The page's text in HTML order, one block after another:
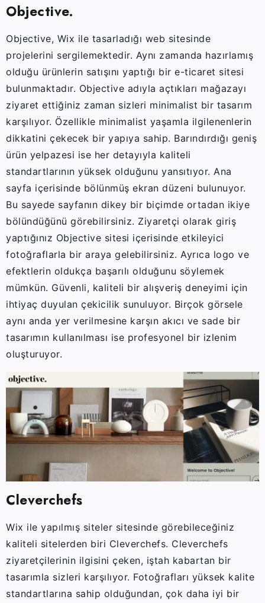
Objective.
Objective, Wix ile tasarladığı web sitesinde
projelerini sergilemektedir. Aynı zamanda hazırlamış
olduğu ürünlerin satışını yaptığı bir e-ticaret sitesi
bulunmaktadır. Objective adıyla açtıkları mağazayı
ziyaret ettiğiniz zaman sizleri minimalist bir tasarım
karşılıyor. Özellikle minimalist yaşamla ilgilenenlerin
dikkatini çekecek bir yapıya sahip. Barındırdığı geniş
ürün yelpazesi ise her detayıyla kaliteli
standartlarının yüksek olduğunu yansıtıyor. Ana
sayfa içerisinde bölünmüş ekran düzeni bulunuyor.
Bu sayede sayfanın dikey bir biçimde ortadan ikiye
bölündüğünü görebilirsiniz. Ziyaretçi olarak giriş
yaptığınız Objective sitesi içerisinde etkileyici
fotoğraflarla bir araya gelebilirsiniz. Ayrıca logo ve
efektlerin oldukça başarılı olduğunu söylemek
mümkün. Güvenli, kaliteli bir alışveriş deneyimi için
ihtiyaç duyulan çekicilik sunuluyor. Birçok görsele
aynı anda yer verilmesine karşın akıcı ve sade bir
tasarımın kullanılması ise profesyonel bir izlenim
oluşturuyor.
Cleverchefs
Wix ile yapılmış siteler sitesinde görebileceğiniz
kaliteli sitelerden biri Cleverchefs. Cleverchefs
ziyaretçilerinin ilgisini çeken, iştah kabartan bir
tasarımla sizleri karşılıyor. Fotoğrafları yüksek kalite
standartlarına sahip olduğundan, çok daha iyi bir